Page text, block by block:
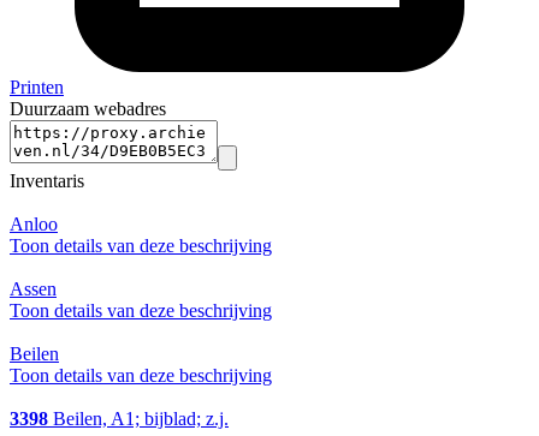
Printen
Duurzaam webadres
Inventaris
Anloo
Toon details van deze beschrijving
Assen
Toon details van deze beschrijving
Beilen
Toon details van deze beschrijving
3398 Beilen, A1; bijblad; z.j.